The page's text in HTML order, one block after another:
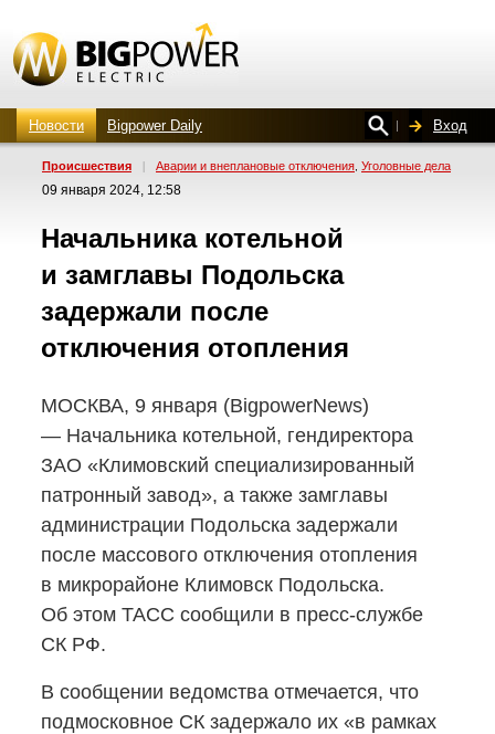
Новости Bigpower Daily Вход
Проиcшествия | Аварии и внеплановые отключения Уголовные дела
09 января 2024, 12:58
Начальника котельной
и замглавы Подольска
задержали после
отключения отопления
МОСКВА, 9 января (BigpowerNews)
— Начальника котельной, гендиректора
ЗАО «Климовский специализированный
патронный завод», а также замглавы
администрации Подольска задержали
после массового отключения отопления
в микрорайоне Климовск Подольска.
Об этом ТАСС сообщили в пресс-службе
СК РФ.
В сообщении ведомства отмечается, что
подмосковное СК задержало их «в рамках